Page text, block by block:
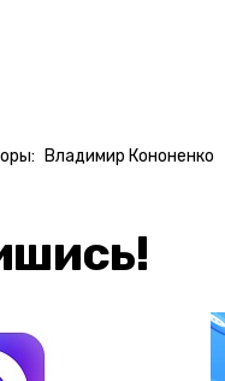
Владимир Кононенко